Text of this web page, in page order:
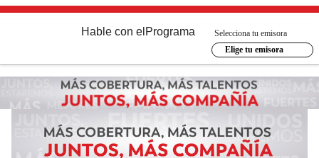
Hable con el Programa
Selecciona tu emisora
Elige tu emisora